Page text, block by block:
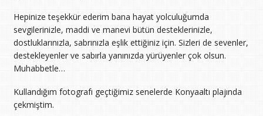
Hepinize teşekkür ederim bana hayat yolculuğumda
sevgilerinizle, maddi ve manevi bütün desteklerinizle,
dostluklarınızla, sabrınızla eşlik ettiğiniz için. Sizleri de sevenler,
destekleyenler ve sabırla yanınızda yürüyenler çok olsun.
Muhabbetle…
Kullandığım fotografı geçtiğimiz senelerde Konyaaltı plajında
çekmiştim.